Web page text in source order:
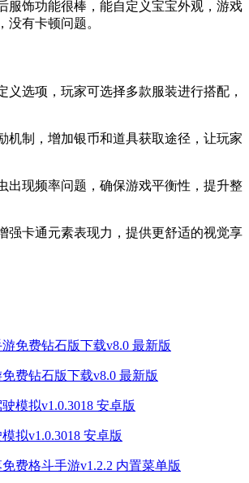
服饰功能很棒，能自定义宝宝外观，游戏
没有卡顿问题。
义选项，玩家可选择多款服装进行搭配，
机制，增加银币和道具获取途径，让玩家
出现频率问题，确保游戏平衡性，提升整
强卡通元素表现力，提供更舒适的视觉享
费钻石版下载v8.0 最新版
拟v1.0.3018 安卓版